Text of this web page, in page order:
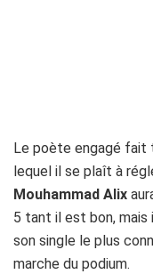
Le poète engagé fait
lequel il se plaît à
Mouhammad Alix
5 tant il est bon, mais
son single le plus
marche du podium.